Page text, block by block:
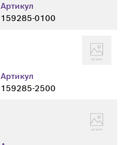
Артикул
159285-0100
Артикул
159285-2500